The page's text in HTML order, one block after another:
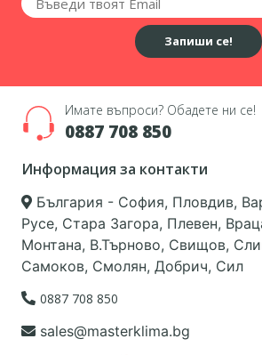
Запиши се!
Имате въпроси? Обадете ни се!
0887 708 850
Информация за контакти
България - София, Пловдив,
Русе, Стара Загора, Плевен,
Монтана, В.Търново, Свищов,
Самоков, Смолян, Добрич, Сил
0887 708 850
sales@masterklima.bg